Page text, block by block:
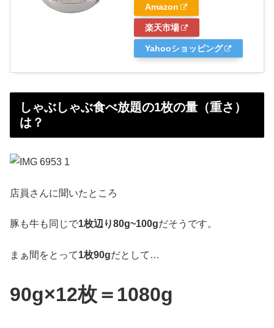
Amazon
楽天市場
Yahooショッピング
しゃぶしゃぶ食べ放題の1枚の量（重さ）
は？
店員さんに聞いたところ
豚も牛も同じで1枚辺り80g~100gだそうです。
まぁ間をとって1枚90gだとして…
90g×12枚＝1080g